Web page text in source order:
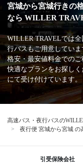
宮城から宮城行きの
なら WILLER
WILLER TRAVELでは
行バスもご用意していま
格安・最安値料金での
快適なプランをお探し
にて受け付けています。
高速バス・夜行バスの
夜行便 宮城から宮城
引受保険会社